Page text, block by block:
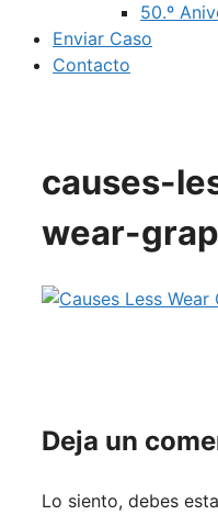
50.º
Enviar Caso
Contacto
causes-
wear-
Deja un
Lo siento, debes